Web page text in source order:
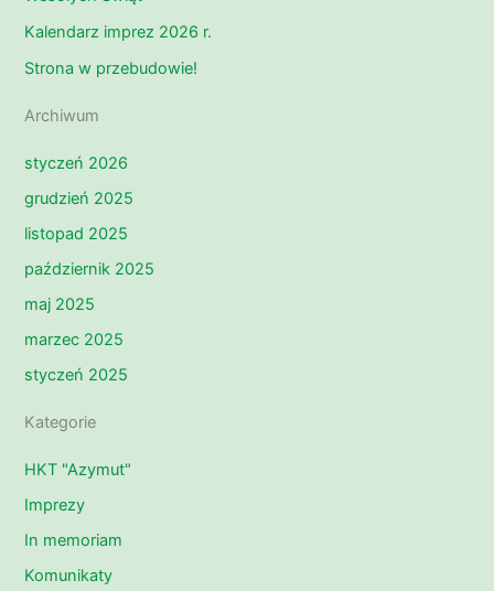
Kalendarz imprez 2026 r.
Strona w przebudowie!
Archiwum
styczeń 2026
grudzień 2025
listopad 2025
październik 2025
maj 2025
marzec 2025
styczeń 2025
Kategorie
HKT "Azymut"
Imprezy
In memoriam
Komunikaty